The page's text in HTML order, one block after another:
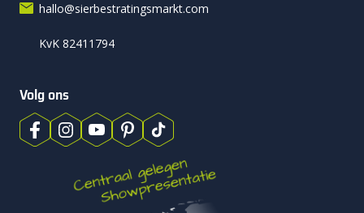
hallo@sierbestratingsmarkt.com
KvK 82411794
Volg ons